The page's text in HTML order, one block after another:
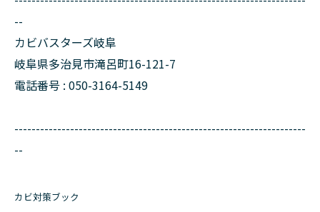
--
カビバスターズ岐阜
岐阜県多治見市滝呂町16-121-7
電話番号 : 050-3164-5149
--------------------------------------------------------------------
--
カビ対策ブック